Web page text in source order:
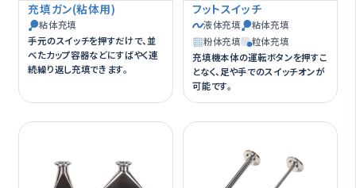
充填ガン(粘体用)
粘体充填
手元のスイッチを押すだけで、並
べたカップ容器などにすばやく連
続繰り返し充填できます。
フットスイッチ
液体充填
粘体充填
粉体充填
粒体充填
充填機本体の運転ボタンを押すこ
となく、足や手でのスイッチオンが
可能です。